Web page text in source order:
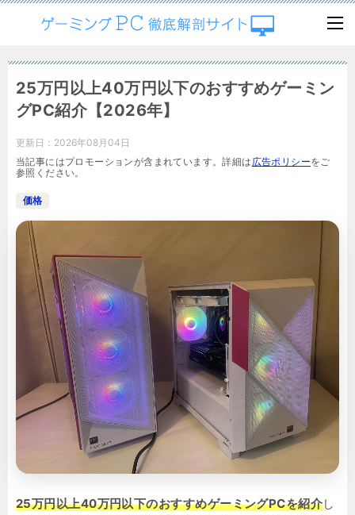
25万円以上40万円以下のおすすめゲーミン
グPC紹介【2026年】
更新日： 2026年08月04日
当記事にはプロモーションが含まれています。詳細は 広告ポリシーをご
参照ください。
価格
25万円以上40万円以下のおすすめゲーミングPCを紹介し